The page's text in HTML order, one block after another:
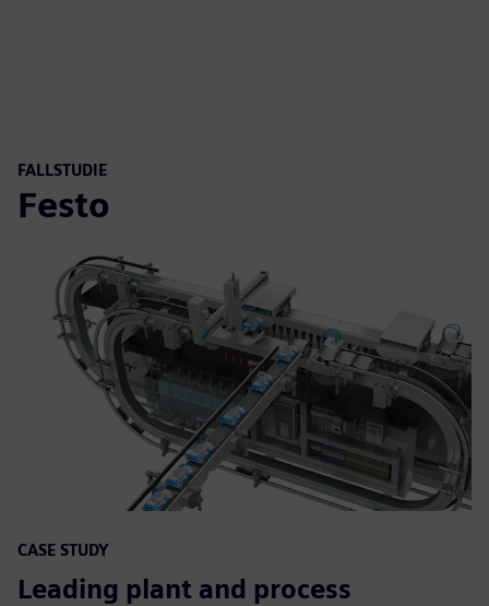
FALLSTUDIE
Festo
CASE STUDY
Leading plant and process